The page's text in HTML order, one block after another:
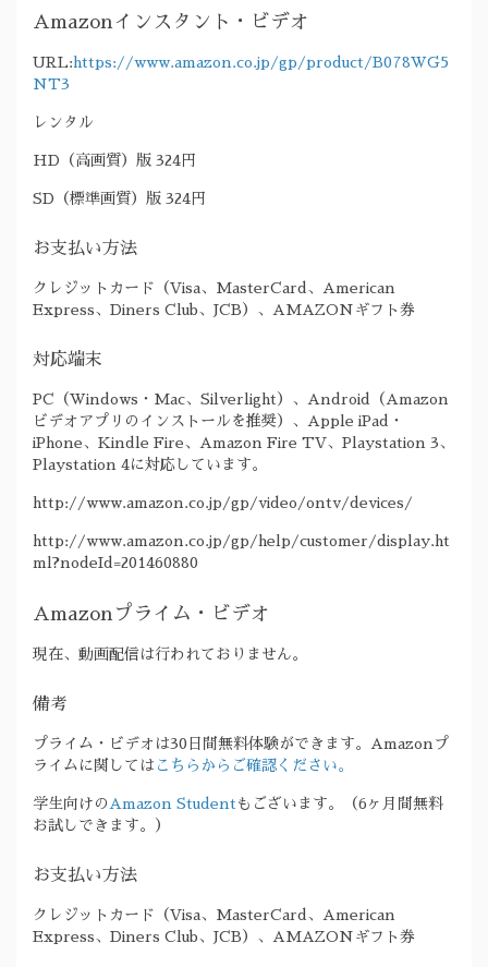
Amazonインスタント・ビデオ
URL: https://www.amazon.co.jp/gp/product/B078WG5
NT3
レンタル
HD（高画質）版 324円
SD（標準画質）版 324円
お支払い方法
クレジットカード（Visa、MasterCard、American
Express、Diners Club、JCB）、AMAZONギフト券
対応端末
PC（Windows・Mac、Silverlight）、Android（Amazon
ビデオアプリのインストールを推奨）、Apple iPad・
iPhone、Kindle Fire、Amazon Fire TV、Playstation 3、
Playstation 4に対応しています。
http://www.amazon.co.jp/gp/video/ontv/devices/
http://www.amazon.co.jp/gp/help/customer/display.ht
ml?nodeId=201460880
Amazonプライム・ビデオ
現在、動画配信は行われておりません。
備考
プライム・ビデオは30日間無料体験ができます。Amazonプ
ライムに関しては こちらからご確認ください。
学生向けの Amazon Student もございます。（6ヶ月間無料
お試しできます。）
お支払い方法
クレジットカード（Visa、MasterCard、American
Express、Diners Club、JCB）、AMAZONギフト券